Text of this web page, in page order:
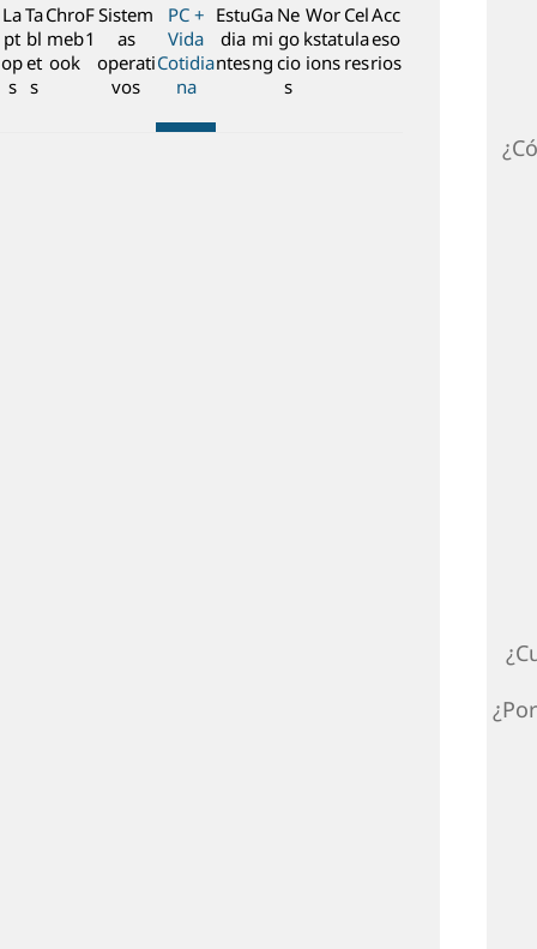
l
La
pt
op
s
Ta
bl
et
s
Chro
meb
ook
F
1
Sistem
as
operati
vos
PC +
Vida
Cotidia
na
Estu
dia
ntes
Ga
mi
ng
Ne
go
cio
s
Wor
kstat
ions
Cel
ula
res
Acc
eso
rios